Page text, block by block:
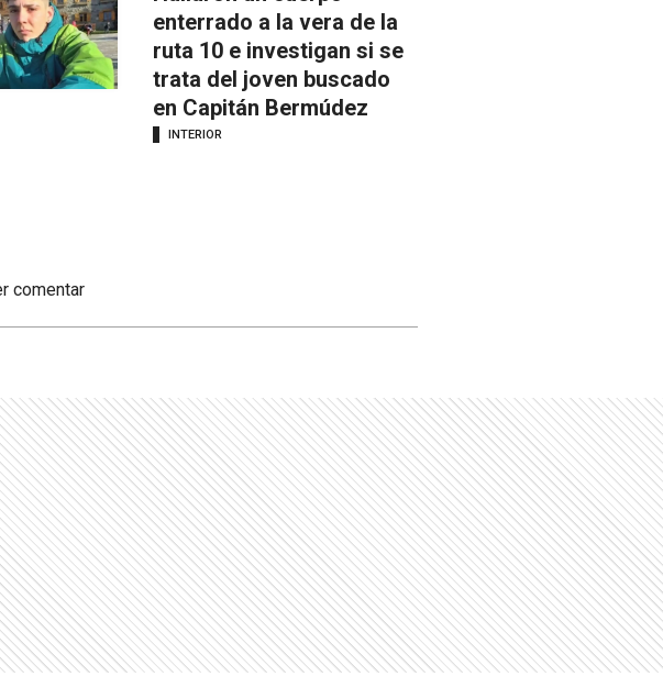
enterrado a la vera de la
ruta 10 e investigan si se
trata del joven buscado
en Capitán Bermúdez
INTERIOR
comentar